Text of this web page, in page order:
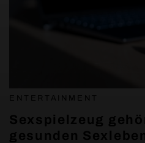
ENTERTAINMENT
Sexspielzeug
gesunden